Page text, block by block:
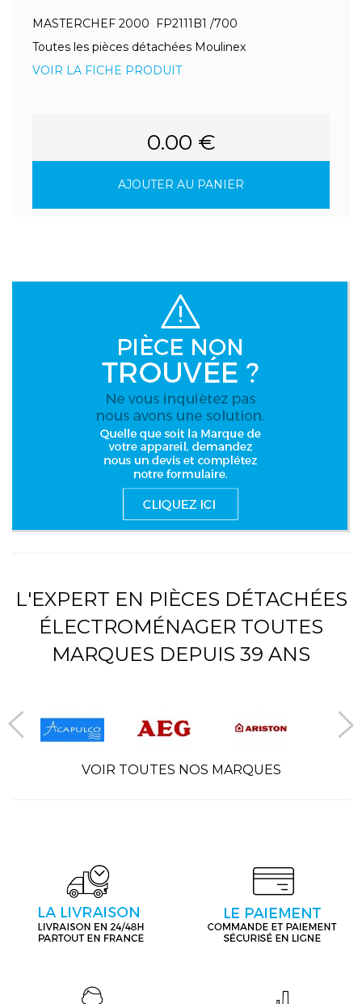
MASTERCHEF 2000 FP2111B1 /700
Toutes les pièces détachées Moulinex
VOIR LA FICHE PRODUIT
0.00 €
AJOUTER AU PANIER
L'EXPERT EN PIÈCES DÉTACHÉES
ÉLECTROMÉNAGER TOUTES
MARQUES DEPUIS 39 ANS
VOIR TOUTES NOS MARQUES